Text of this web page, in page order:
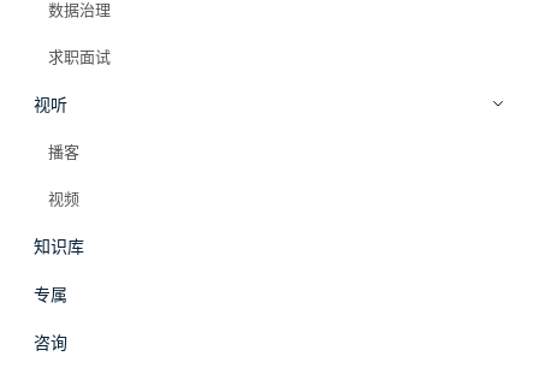
数据治理
求职面试
视听
播客
视频
知识库
专属
咨询